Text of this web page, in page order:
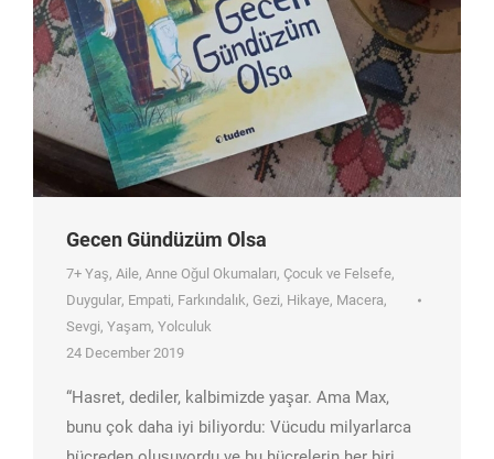
Gecen Gündüzüm Olsa
7+ Yaş, Aile, Anne Oğul Okumaları, Çocuk ve Felsefe,
Duygular, Empati, Farkındalık, Gezi, Hikaye, Macera,
Sevgi, Yaşam, Yolculuk
24 December 2019
“Hasret, dediler, kalbimizde yaşar. Ama Max,
bunu çok daha iyi biliyordu: Vücudu milyarlarca